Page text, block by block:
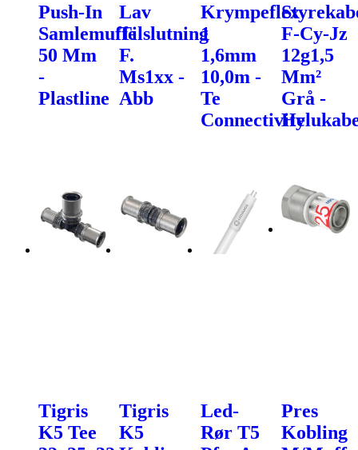
Push-In
Samlemuffe
50 Mm
-
Plastline
Lav
Tilslutning
F.
Ms1xx -
Abb
Krympeflex
1
1,6mm
10,0m -
Te
Connectivity
F-Cy-Jz
12g1,5
Mm²
Grå -
Tigris
K5 Tee
Tigris
K5
Led-
Rør T5
Pres
Kobling